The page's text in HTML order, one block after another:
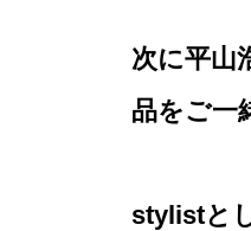
次に平山
品をご一
stylistと